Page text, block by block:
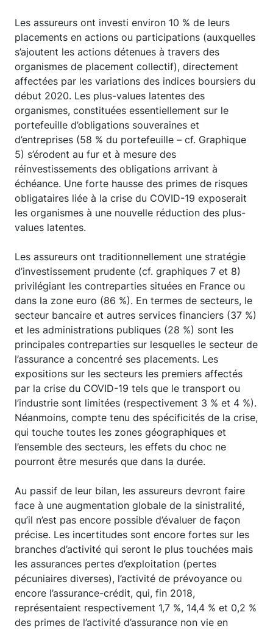
Les assureurs ont investi environ 10 % de leurs
placements en actions ou participations (auxquelles
s’ajoutent les actions détenues à travers des
organismes de placement collectif), directement
affectées par les variations des indices boursiers du
début 2020. Les plus-values latentes des
organismes, constituées essentiellement sur le
portefeuille d’obligations souveraines et
d’entreprises (58 % du portefeuille – cf. Graphique
5) s’érodent au fur et à mesure des
réinvestissements des obligations arrivant à
échéance. Une forte hausse des primes de risques
obligataires liée à la crise du COVID-19 exposerait
les organismes à une nouvelle réduction des plus-
values latentes.
Les assureurs ont traditionnellement une stratégie
d’investissement prudente (cf. graphiques 7 et 8)
privilégiant les contreparties situées en France ou
dans la zone euro (86 %). En termes de secteurs, le
secteur bancaire et autres services financiers (37 %)
et les administrations publiques (28 %) sont les
principales contreparties sur lesquelles le secteur de
l’assurance a concentré ses placements. Les
expositions sur les secteurs les premiers affectés
par la crise du COVID-19 tels que le transport ou
l’industrie sont limitées (respectivement 3 % et 4 %).
Néanmoins, compte tenu des spécificités de la crise,
qui touche toutes les zones géographiques et
l’ensemble des secteurs, les effets du choc ne
pourront être mesurés que dans la durée.
Au passif de leur bilan, les assureurs devront faire
face à une augmentation globale de la sinistralité,
qu’il n’est pas encore possible d’évaluer de façon
précise. Les incertitudes sont encore fortes sur les
branches d’activité qui seront le plus touchées mais
les assurances pertes d’exploitation (pertes
pécuniaires diverses), l’activité de prévoyance ou
encore l’assurance-crédit, qui, fin 2018,
représentaient respectivement 1,7 %, 14,4 % et 0,2 %
des primes de l’activité d’assurance non vie en